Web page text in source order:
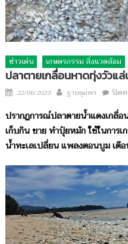
ข่าวเด่น เกษตรกรรม สิ่งแวดล้อม
ปลาตายเกลื่อนหาดทุ่งวัวแ
Posted
22/06/2023 Author
ฐานชุมพร ปิด
ปรากฏการณ์ปลาตายน้ำแดงเกลื่
เก็บกิน ขาย ทำปุ๋ยหมัก ใช้ในการเ
น้ำทะเลเปลี่ยน แพลงตอนบูม เตื